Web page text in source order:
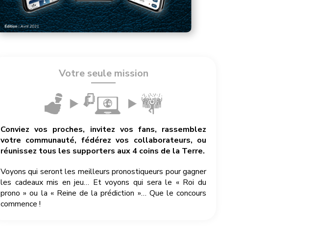
Votre seule mission
Conviez vos proches, invitez vos fans, rassemblez
votre communauté, fédérez vos collaborateurs, ou
réunissez tous les supporters aux 4 coins de la Terre.
Voyons qui seront les meilleurs pronostiqueurs pour gagner
les cadeaux mis en jeu… Et voyons qui sera le « Roi du
prono » ou la « Reine de la prédiction »… Que le concours
commence !